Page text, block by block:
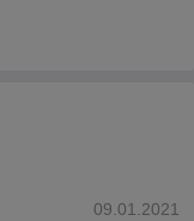
09.01.2021